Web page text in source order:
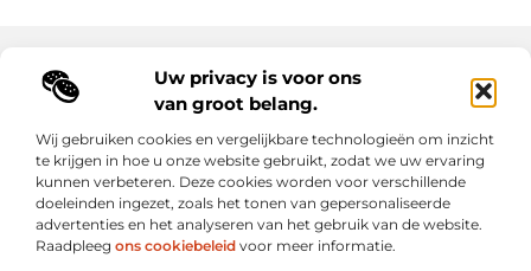
Uw privacy is voor ons
van groot belang.
Wij gebruiken cookies en vergelijkbare technologieën om inzicht
te krijgen in hoe u onze website gebruikt, zodat we uw ervaring
kunnen verbeteren. Deze cookies worden voor verschillende
doeleinden ingezet, zoals het tonen van gepersonaliseerde
advertenties en het analyseren van het gebruik van de website.
Raadpleeg ons cookiebeleid voor meer informatie.
Main Links
Elke dag een sprankel inspiratie op letroumaulin.be
Praktisch, persoonlijk en positief.